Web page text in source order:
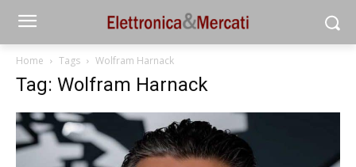
Home Tags Wolfram Harnack
Tag: Wolfram Harnack